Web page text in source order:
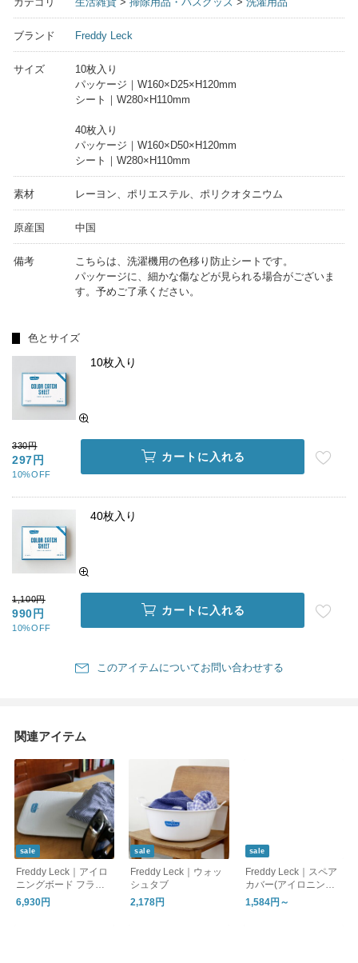
ブランド Freddy Leck
サイズ
10枚入り
パッケージ｜W160×D25×H120mm
シート｜W280×H110mm
40枚入り
パッケージ｜W160×D50×H120mm
シート｜W280×H110mm
素材 レーヨン、ポリエステル、ポリクオタニウム
原産国 中国
備考
こちらは、洗濯機用の色移り防止シートです。
パッケージに、細かな傷などが見られる場合がございま
す。予めご了承ください。
色とサイズ
10枚入り
330円
297円
10%OFF
カートに入れる
40枚入り
1,100円
990円
10%OFF
カートに入れる
このアイテムについてお問い合わせする
関連アイテム
sale
Freddy Leck｜アイロ
ニングボード フラッ
トタイプ
6,930円
sale
Freddy Leck｜ウォッ
シュタブ
2,178円
sale
Freddy Leck｜スペア
カバー(アイロニング
ボード フラットタイ
プ専用)
1,584円～